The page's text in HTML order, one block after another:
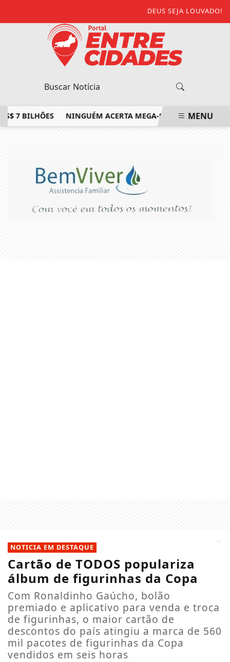
DEUS SEJA LOUVADO!
BILHÕES NINGUÉM ACERTA MEGA-SENA; PRÊMIOMENU
NOTICIA EM DESTAQUE
Cartão de TODOS populariza
álbum de figurinhas da Copa
Com Ronaldinho Gaúcho, bolão
premiado e aplicativo para venda e troca
de figurinhas, o maior cartão de
descontos do país atingiu a marca de 560
mil pacotes de figurinhas da Copa
vendidos em seis horas